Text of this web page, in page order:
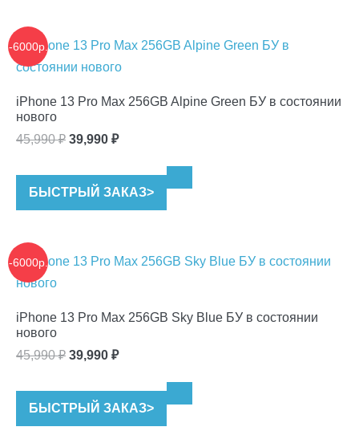
-6000р.
iPhone 13 Pro Max 256GB Alpine Green БУ в состоянии
нового
45,990₽ Первоначальная
составляла
39,990 ₽Текущая
БЫСТРЫЙ ЗАКАЗ>
-6000р.
iPhone 13 Pro Max 256GB Sky Blue БУ в состоянии
нового
45,990₽ Первоначальная
составляла
39,990 ₽Текущая
БЫСТРЫЙ ЗАКАЗ>